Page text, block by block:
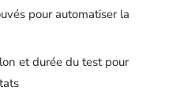
pour automatiser la
et durée du test pour